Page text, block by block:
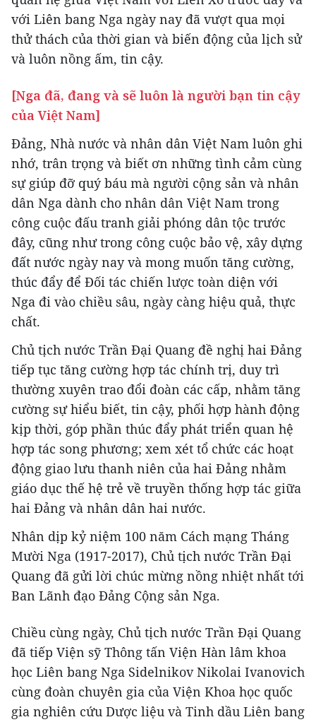
với Liên bang Nga ngày nay đã vượt qua mọi
thử thách của thời gian và biến động của lịch sử
và luôn nồng ấm, tin cậy.
[Nga đã, đang và sẽ luôn là người bạn tin cậy
của Việt Nam]
Đảng, Nhà nước và nhân dân Việt Nam luôn ghi
nhớ, trân trọng và biết ơn những tình cảm cùng
sự giúp đỡ quý báu mà người cộng sản và nhân
dân Nga dành cho nhân dân Việt Nam trong
công cuộc đấu tranh giải phóng dân tộc trước
đây, cũng như trong công cuộc bảo vệ, xây dựng
đất nước ngày nay và mong muốn tăng cường,
thúc đẩy để Đối tác chiến lược toàn diện với
Nga đi vào chiều sâu, ngày càng hiệu quả, thực
chất.
Chủ tịch nước Trần Đại Quang đề nghị hai Đảng
tiếp tục tăng cường hợp tác chính trị, duy trì
thường xuyên trao đổi đoàn các cấp, nhằm tăng
cường sự hiểu biết, tin cậy, phối hợp hành động
kịp thời, góp phần thúc đẩy phát triển quan hệ
hợp tác song phương; xem xét tổ chức các hoạt
động giao lưu thanh niên của hai Đảng nhằm
giáo dục thế hệ trẻ về truyền thống hợp tác giữa
hai Đảng và nhân dân hai nước.
Nhân dịp kỷ niệm 100 năm Cách mạng Tháng
Mười Nga (1917-2017), Chủ tịch nước Trần Đại
Quang đã gửi lời chúc mừng nồng nhiệt nhất tới
Ban Lãnh đạo Đảng Cộng sản Nga.
Chiều cùng ngày, Chủ tịch nước Trần Đại Quang
đã tiếp Viện sỹ Thông tấn Viện Hàn lâm khoa
học Liên bang Nga Sidelnikov Nikolai Ivanovich
cùng đoàn chuyên gia của Viện Khoa học quốc
gia nghiên cứu Dược liệu và Tinh dầu Liên bang